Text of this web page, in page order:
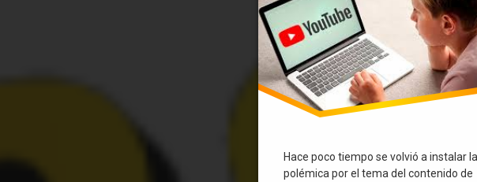
Hace poco tiempo se volvió a instalar la
polémica por el tema del contenido de